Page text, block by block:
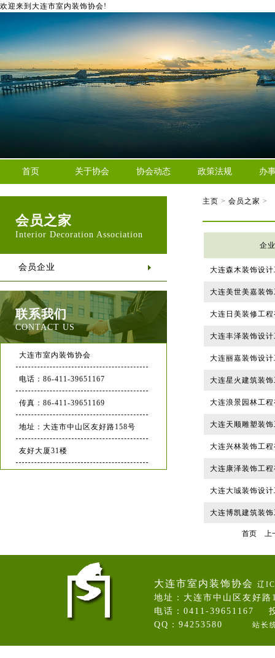
欢迎来到大连市室内装饰协会!
首页 关于协会 协会动态 政策法规 办
会员之家
Interior Decoration Association
会员企业
联系我们
CONTACT US
大连市室内装饰协会
电话：86-411-39651167
传真：86-411-39651169
地址：大连市中山区友好路158号
友好大厦31楼
主页 > 会员之家 >
企
大连森木装饰设
大连美世美嘉装
大连日美装修工
大连丰泽装饰设
大连丽嘉装饰设
大连星火建筑装
大连浪景园林工
大连天顺雕塑装
大连兴林装饰工
大连康泽装饰工
大连大珹装饰设
大连博凯建筑装
首页 上
大连市室内装饰协会 辽
地址：大连市中山区友好
电话：0411-39651167
QQ：94253580 站长